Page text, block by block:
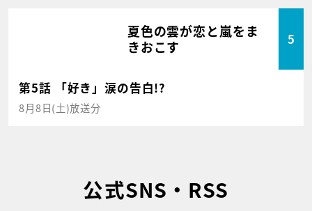
夏色の雲が恋と嵐をま
きおこす
5
第5話 「好き」涙の告白!?
8月8日(土)放送分
公式SNS・RSS